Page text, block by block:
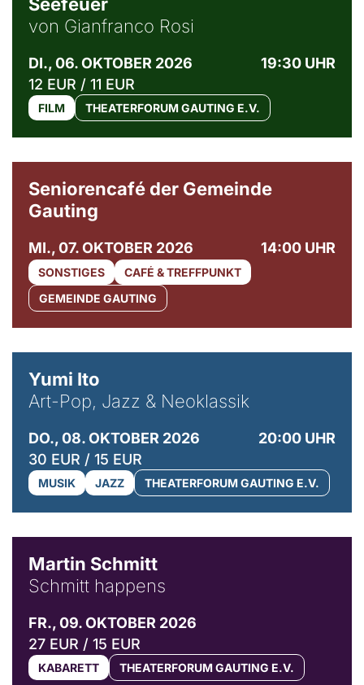
von Gianfranco Rosi
DI., 06. OKTOBER 2026
19:30 UHR
12 EUR / 11 EUR
FILM THEATERFORUM GAUTING E.V.
Seniorencafé der Gemeinde
Gauting
MI., 07. OKTOBER 2026 14:00 UHR
SONSTIGES
CAFÉ & TREFFPUNKT
GEMEINDE GAUTING
Yumi Ito
Art-Pop, Jazz & Neoklassik
DO., 08. OKTOBER 2026
20:00 UHR
30 EUR / 15 EUR
MUSIK JAZZ THEATERFORUM GAUTING E.V.
Martin Schmitt
Schmitt happens
FR., 09. OKTOBER 2026
27 EUR / 15 EUR
KABARETT THEATERFORUM GAUTING E.V.